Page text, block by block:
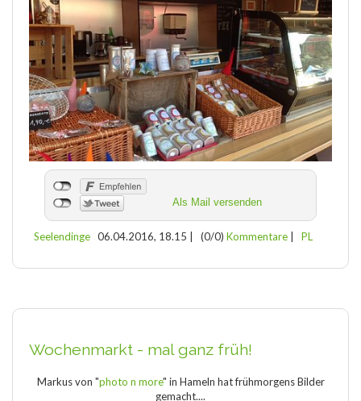
Als Mail versenden
Seelendinge 06.04.2016, 18.15 (0/0) Kommentare PL
Wochenmarkt - mal ganz früh!
Markus von "photo n more" in Hameln hat frühmorgens Bilder
gemacht....